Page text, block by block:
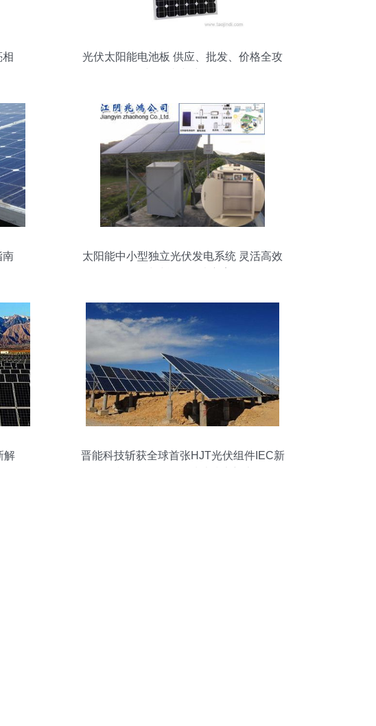
相
光伏太阳能电池板 供应、批发、价格全攻
南
太阳能中小型独立光伏发电系统 灵活高效
解
晋能科技斩获全球首张HJT光伏组件IEC新